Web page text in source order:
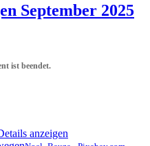
September 2025
ist beendet.
anzeigen